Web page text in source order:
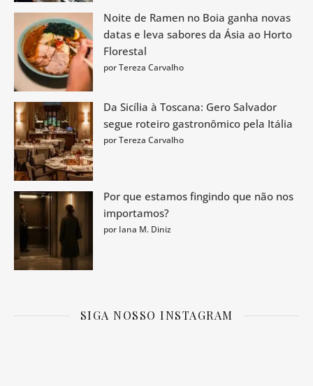
Noite de Ramen no Boia ganha novas
datas e leva sabores da Ásia ao Horto
Florestal
por Tereza Carvalho
Da Sicília à Toscana: Gero Salvador
segue roteiro gastronômico pela Itália
por Tereza Carvalho
Por que estamos fingindo que não nos
importamos?
por Iana M. Diniz
SIGA NOSSO INSTAGRAM